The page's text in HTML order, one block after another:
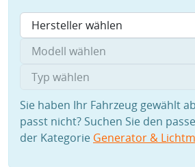
Sie haben Ihr Fahrzeug gewählt
passt nicht? Suchen Sie den
der Kategorie Generator &